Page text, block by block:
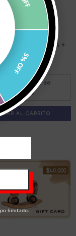
2 COLORES
DE TELA +
DE TELA...
sin interés de
$28.333,33
AL CARRITO
5% OFF
limitado.